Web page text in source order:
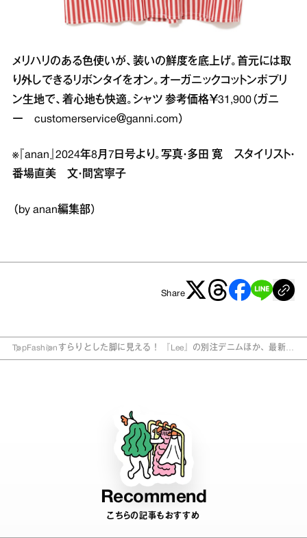
メリハリのある色使いが、装いの鮮度を底上げ。首元には取
り外しできるリボンタイをオン。オーガニックコットンポプリ
ン生地で、着心地も快適。シャツ 参考価格￥31,900（ガニ
ー customerservice＠ganni.com）
※『anan』2024年8月7日号より。写真・多田 寛 スタイリスト・
番場直美 文・間宮寧子
（by anan編集部）
Share
TopFashion すらりとした脚に見える！ 『Lee』の別注デニムほか、最新フ
Recommend
こちらの記事もおすすめ